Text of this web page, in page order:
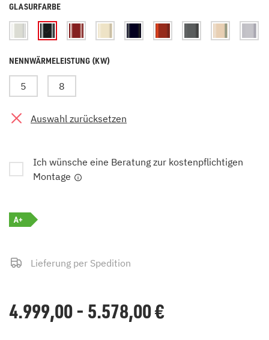
GLASURFARBE
NENNWÄRMELEISTUNG (KW)
5 8
Auswahl zurücksetzen
Ich wünsche eine Beratung zur kostenpflichtigen
Montage
A+
Lieferung per Spedition
4.999,00 - 5.578,00€